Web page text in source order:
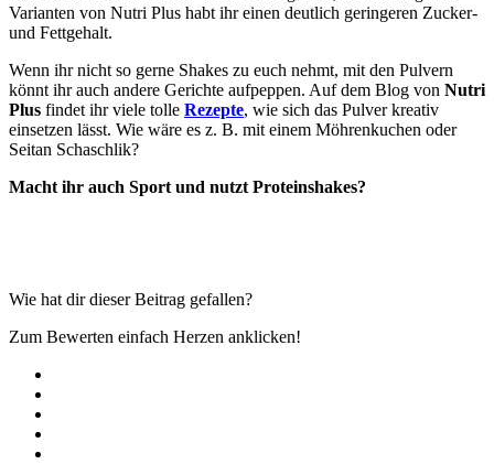
Varianten von Nutri Plus habt ihr einen deutlich geringeren Zucker-
und Fettgehalt.
Wenn ihr nicht so gerne Shakes zu euch nehmt, mit den Pulvern
könnt ihr auch andere Gerichte aufpeppen. Auf dem Blog von Nutri
Plus findet ihr viele tolle Rezepte, wie sich das Pulver kreativ
einsetzen lässt. Wie wäre es z. B. mit einem Möhrenkuchen oder
Seitan Schaschlik?
Macht ihr auch Sport und nutzt Proteinshakes?
Wie hat dir dieser Beitrag gefallen?
Zum Bewerten einfach Herzen anklicken!